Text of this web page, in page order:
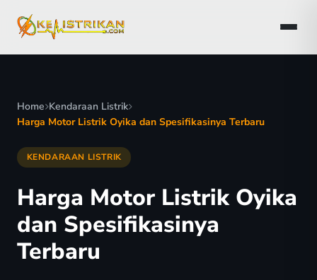
Home Kendaraan Listrik
Harga Motor Listrik Oyika dan Spesifikasinya Terbaru
KENDARAAN LISTRIK
Harga Motor Listrik Oyika
dan Spesifikasinya
Terbaru